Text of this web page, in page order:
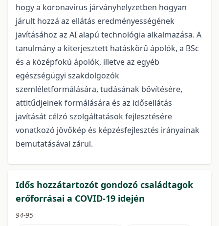
hogy a koronavírus járványhelyzetben hogyan
járult hozzá az ellátás eredményességének
javításához az AI alapú technológia alkalmazása. A
tanulmány a kiterjesztett hatáskörű ápolók, a BSc
és a középfokú ápolók, illetve az egyéb
egészségügyi szakdolgozók
szemléletformálására, tudásának bővítésére,
attitűdjeinek formálására és az idősellátás
javítását célzó szolgáltatások fejlesztésére
vonatkozó jövőkép és képzésfejlesztés irányainak
bemutatásával zárul.
Idős hozzátartozót gondozó családtagok
erőforrásai a COVID-19 idején
94-95